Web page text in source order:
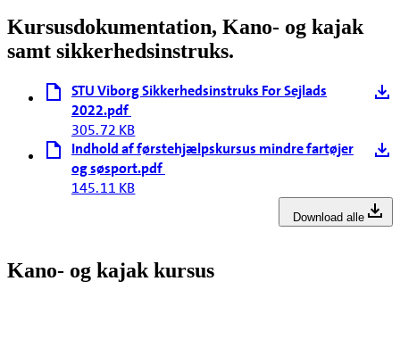
Kursusdokumentation, Kano- og kajak
samt sikkerhedsinstruks.
STU Viborg Sikkerhedsinstruks For Sejlads
2022.pdf
305.72 KB
Indhold af førstehjælpskursus mindre fartøjer
og søsport.pdf
145.11 KB
Download alle
Kano- og kajak kursus